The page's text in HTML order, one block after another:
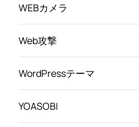
WEBカメラ
Web攻撃
WordPressテーマ
YOASOBI